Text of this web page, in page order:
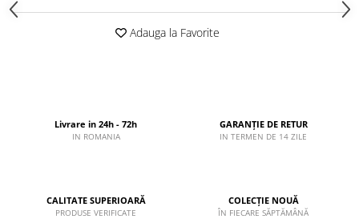
Adauga la Favorite
Livrare in 24h - 72h
IN ROMANIA
GARANȚIE DE RETUR
IN TERMEN DE 14 ZILE
CALITATE SUPERIOARĂ
PRODUSE VERIFICATE
COLECȚIE NOUĂ
ÎN FIECARE SĂPTĂMÂNĂ